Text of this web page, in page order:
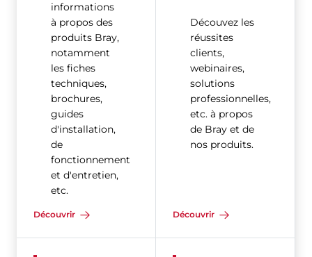
informations
à propos des
produits Bray,
notamment
les fiches
techniques,
brochures,
guides
d'installation,
de
fonctionnement
et d'entretien,
etc.
Découvrir
Découvez les
réussites
clients,
webinaires,
solutions
professionnelles,
etc. à propos
de Bray et de
nos produits.
Découvrir